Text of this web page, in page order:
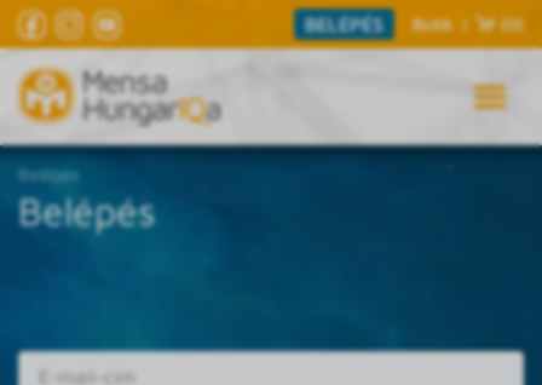
BELÉPÉS Butik | (0)
Belépés
Belépés